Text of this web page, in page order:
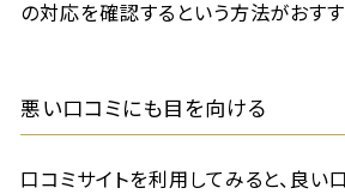
の対応を確認するという方法がおすす
悪い口コミにも目を向ける
口コミサイトを利用してみると、良い